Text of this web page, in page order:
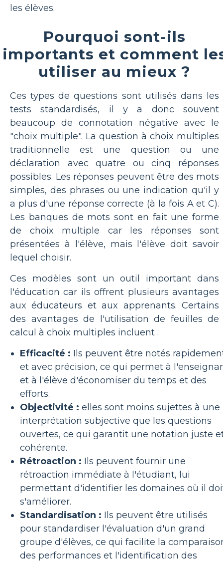
les élèves.
Pourquoi sont-ils
importants et comment
utiliser au mieux ?
Ces types de questions sont utilisés dans les
tests standardisés, il y a donc souvent
beaucoup de connotation négative avec le
"choix multiple". La question à choix multiples
traditionnelle est une question ou une
déclaration avec quatre ou cinq réponses
possibles. Les réponses peuvent être des mots
simples, des phrases ou une indication qu'il y
a plus d'une réponse correcte (à la fois A et C).
Les banques de mots sont en fait une forme
de choix multiple car les réponses sont
présentées à l'élève, mais l'élève doit savoir
lequel choisir.
Ces modèles sont un outil important dans
l'éducation car ils offrent plusieurs avantages
aux éducateurs et aux apprenants. Certains
des avantages de l'utilisation de feuilles de
calcul à choix multiples incluent :
Efficacité : Ils peuvent être notés
et avec précision, ce qui permet à
et à l'élève d'économiser du temps et des
efforts.
Objectivité : elles sont moins sujettes à une
interprétation subjective que les questions
ouvertes, ce qui garantit une notation juste
cohérente.
Rétroaction : Ils peuvent fournir une
rétroaction immédiate à l'étudiant, lui
permettant d'identifier les domaines où il
s'améliorer.
Standardisation : Ils peuvent être utilisés
pour standardiser l'évaluation d'un grand
groupe d'élèves, ce qui facilite la
des performances et l'identification des